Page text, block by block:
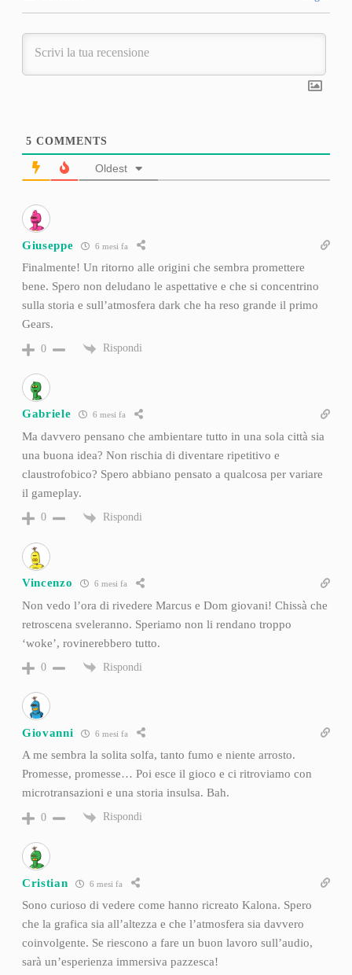
5 COMMENTS
Oldest
Giuseppe 6 mesi fa
Finalmente! Un ritorno alle origini che sembra promettere
bene. Spero non deludano le aspettative e che si concentrino
sulla storia e sull’atmosfera dark che ha reso grande il primo
Gears.
0 Rispondi
Gabriele 6 mesi fa
Ma davvero pensano che ambientare tutto in una sola città sia
una buona idea? Non rischia di diventare ripetitivo e
claustrofobico? Spero abbiano pensato a qualcosa per variare
il gameplay.
0 Rispondi
Vincenzo 6 mesi fa
Non vedo l’ora di rivedere Marcus e Dom giovani! Chissà che
retroscena sveleranno. Speriamo non li rendano troppo
‘woke’, rovinerebbero tutto.
0 Rispondi
Giovanni 6 mesi fa
A me sembra la solita solfa, tanto fumo e niente arrosto.
Promesse, promesse… Poi esce il gioco e ci ritroviamo con
microtransazioni e una storia insulsa. Bah.
0 Rispondi
Cristian 6 mesi fa
Sono curioso di vedere come hanno ricreato Kalona. Spero
che la grafica sia all’altezza e che l’atmosfera sia davvero
coinvolgente. Se riescono a fare un buon lavoro sull’audio,
sarà un’esperienza immersiva pazzesca!